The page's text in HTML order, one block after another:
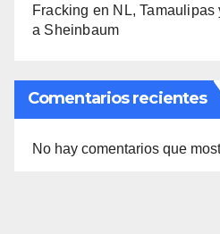
Fracking en NL,
a Sheinbaum
Comentarios recientes
No hay comentarios que